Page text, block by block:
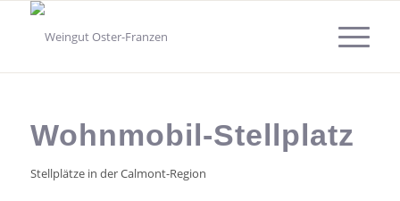
Wohnmobil-Stellplatz
Stellplätze in der Calmont-Region